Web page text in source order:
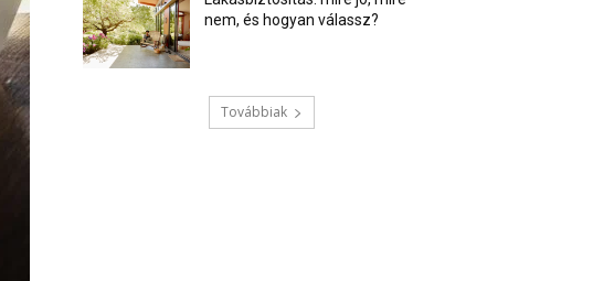
nem, és hogyan válassz?
Továbbiak